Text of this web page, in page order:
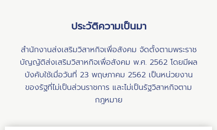
ประวัติความเป็นมา​
สำนักงานส่งเสริมวิสาหกิจเพื่อสังคม จัดตั้งตามพระราช
บัญญัติส่งเสริมวิสาหกิจเพื่อสังคม พ.ศ. 2562 โดยมีผล
บังคับใช้เมื่อวันที่ 23 พฤษภาคม 2562 เป็นหน่วยงาน
ของรัฐที่ไม่เป็นส่วนราชการ และไม่เป็นรัฐวิสาหกิจตาม
กฎหมาย